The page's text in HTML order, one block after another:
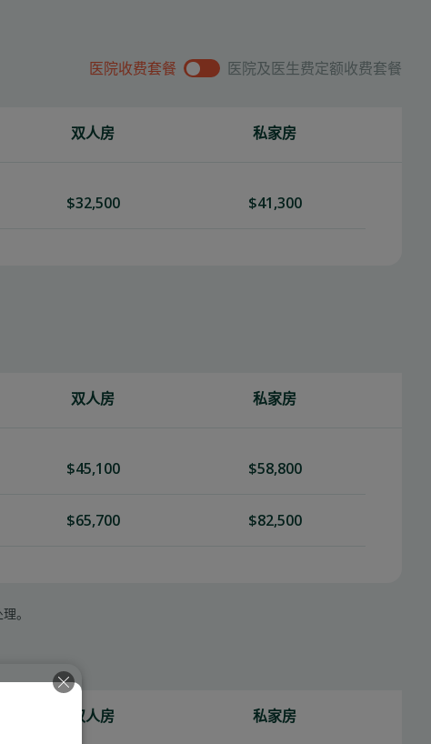
医院收费套餐 医院及医生费定额收费套餐
双人房 私家房
$32,500 $41,300
双人房 私家房
$45,100 $58,800
$65,700 $82,500
。
双人房 私家房